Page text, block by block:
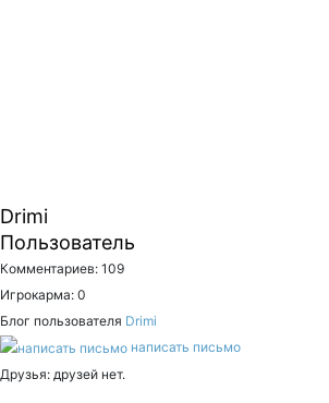
Drimi
Пользователь
Комментариев: 109
Игрокарма: 0
Блог пользователя Drimi
написать письмо
Друзья: друзей нет.